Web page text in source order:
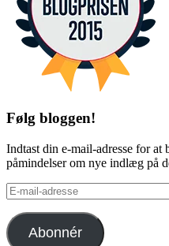
Følg bloggen!
Indtast din e-mail-adresse for
påmindelser om nye indlæg på
E-
mail-
adresse
Abonnér